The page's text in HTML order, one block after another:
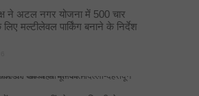
ने अटल नगर योजना में 500 चार
लिए मल्टीलेवल पार्किंग बनाने के निर्देश